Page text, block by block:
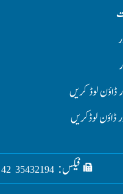
ڈاؤن لوڈ کریں
ڈاؤن لوڈکریں
فیکس: 35432194 42 92+